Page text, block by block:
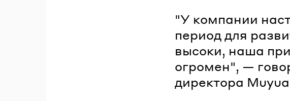
"У компании
период для
высоки, наша
огромен", —
директора